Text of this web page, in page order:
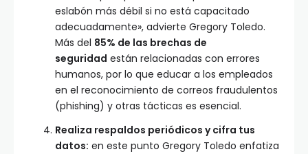
eslabón más débil si no está capacitado
adecuadamente», advierte Gregory Toledo.
Más del 85% de las brechas de
seguridad están relacionadas con errores
humanos, por lo que educar a los empleados
en el reconocimiento de correos fraudulentos
(phishing) y otras tácticas es esencial.
Realiza respaldos periódicos y cifra tus
datos: en este punto Gregory Toledo enfatiza